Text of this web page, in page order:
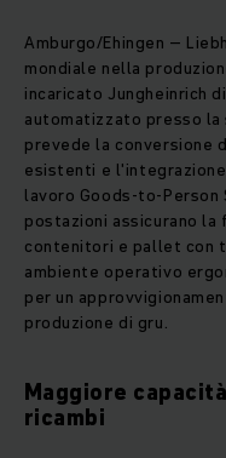
Amburgo/Ehingen –
mondiale nella
incaricato Jungheinrich
automatizzato presso
prevede la conversione
esistenti e
lavoro Goods-to-Person
postazioni assicurano
contenitori e pallet con
ambiente operativo
per un
produzione di gru.
Maggiore
ricambi